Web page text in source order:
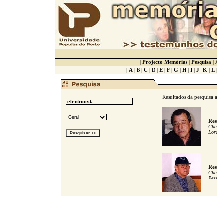
| Projecto Memórias | Pesquisa |
| A | B | C | D | E | F | G | H | I | J | K | L
Resultados da pesquisa